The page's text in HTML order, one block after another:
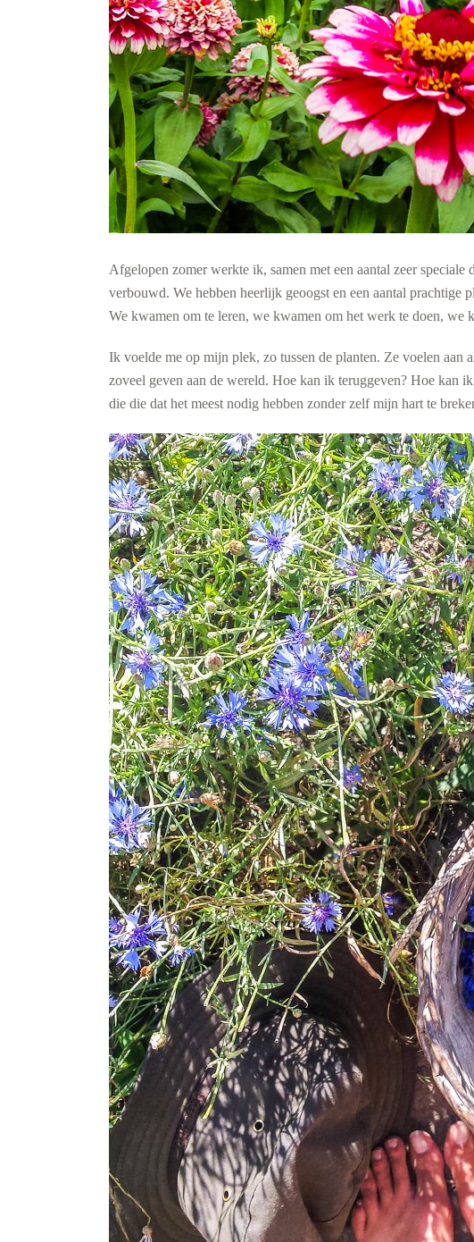
Afgelopen zomer werkte ik, samen met een aantal zeer
verbouwd. We hebben heerlijk geoogst en een aantal prachtige
We kwamen om te leren, we kwamen om het werk te doen, we
Ik voelde me op mijn plek, zo tussen de planten. Ze voelen aan
zoveel geven aan de wereld. Hoe kan ik teruggeven? Hoe kan
die die dat het meest nodig hebben zonder zelf mijn hart te